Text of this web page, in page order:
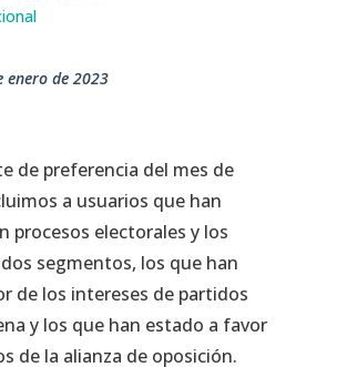
enero de 2023
de preferencia del mes de
a usuarios que han
procesos electorales y los
segmentos, los que han
de los intereses de partidos
y los que han estado a favor
de la alianza de oposición.